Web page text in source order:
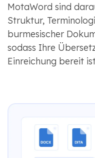
MotaWord sind
Struktur,
burmesischer
sodass Ihre
Einreichung bereit